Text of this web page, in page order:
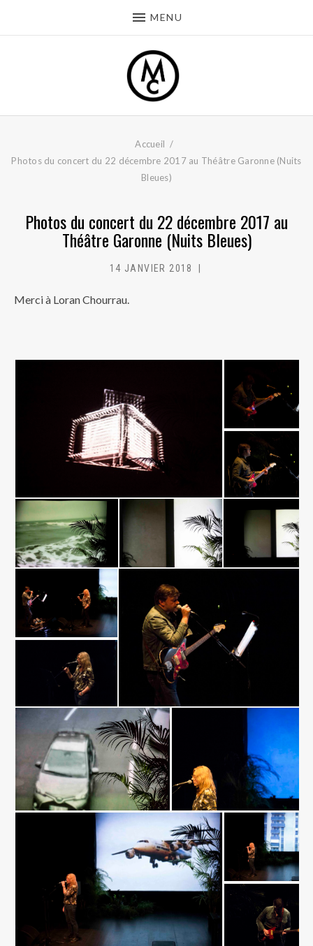
MENU
Accueil
Photos du concert du 22 décembre 2017 au Théâtre Garonne (Nuits
Bleues)
Photos du concert du 22 décembre 2017 au
Théâtre Garonne (Nuits Bleues)
14 JANVIER 2018
Merci à Loran Chourrau.